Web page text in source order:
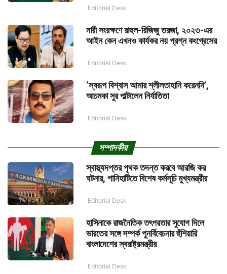
Editorial Desk
নারী সংরক্ষণে রাহুল-রিজিজু তরজা, ২০২৩-এর
আইন কেন এখনও কার্যকর নয় প্রশ্ন কংগ্রেসের
Editorial Desk
‘স্বরূপ বিশ্বাস আমার শ্লীলতাহানি করেননি’,
আচমকা সুর পাল্টালেন নির্যাতিতা
Editorial Desk
সম্পাদকীয়
স্বাস্থ্যদপ্তর পৃথক তদন্ত করবে আরজি কর
ঘটনার, পানিহাটিতে বিশেষ কর্মসূচি মুখ্যমন্ত্রীর
Editorial Desk
হাসিনাকে রাজনৈতিক তৎপরতার সুযোগ দিলে
ভারতের সঙ্গে সম্পর্ক পুনর্বিবেচনার হুঁশিয়ারি
বাংলাদেশের স্বরাষ্ট্রমন্ত্রীর
Editorial Desk